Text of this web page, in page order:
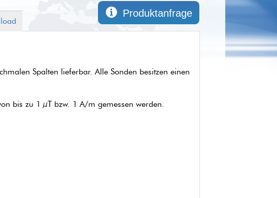
Produktanfrage
Spalten lieferbar. Alle Sonden besitzen einen
bis zu 1 µT bzw. 1 A/m gemessen werden.